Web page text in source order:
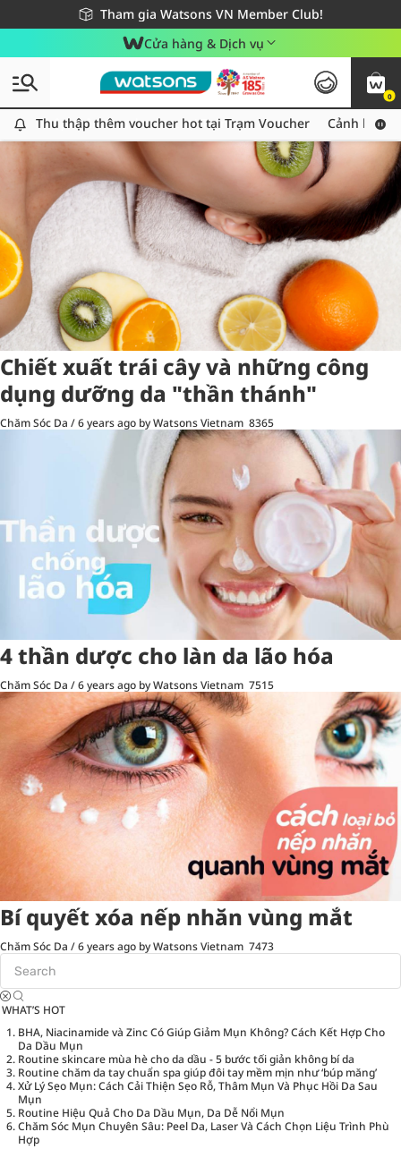
Tham gia Watsons VN Member Club!
Miễn phí giao hàng cho đơn hàng từ 249,000Đ
Giao hàng nhanh 24h - Áp dụng khu vực TP. Hồ Chí Minh
Cửa hàng & Dịch vụ
0
Thu thập thêm voucher hot tại Trạm Voucher
Thu thập thêm voucher hot tại Trạm Voucher Cảnh báo
Tag:lão hóa3 item(s) found
Chiết xuất trái cây và những công
dụng dưỡng da "thần thánh"
Chăm Sóc Da /6 years ago by Watsons Vietnam 8365
4 thần dược cho làn da lão hóa
Chăm Sóc Da /6 years ago by Watsons Vietnam 7515
Bí quyết xóa nếp nhăn vùng mắt
Chăm Sóc Da /6 years ago by Watsons Vietnam 7473
WHAT’S HOT
BHA, Niacinamide và Zinc Có Giúp Giảm Mụn Không? Cách Kết Hợp Cho
Da Dầu Mụn
Routine skincare mùa hè cho da dầu - 5 bước tối giản không bí da
Routine chăm da tay chuẩn spa giúp đôi tay mềm mịn như ‘búp măng’
Xử Lý Sẹo Mụn: Cách Cải Thiện Sẹo Rỗ, Thâm Mụn Và Phục Hồi Da Sau
Mụn
Routine Hiệu Quả Cho Da Dầu Mụn, Da Dễ Nổi Mụn
Chăm Sóc Mụn Chuyên Sâu: Peel Da, Laser Và Cách Chọn Liệu Trình Phù
Hợp